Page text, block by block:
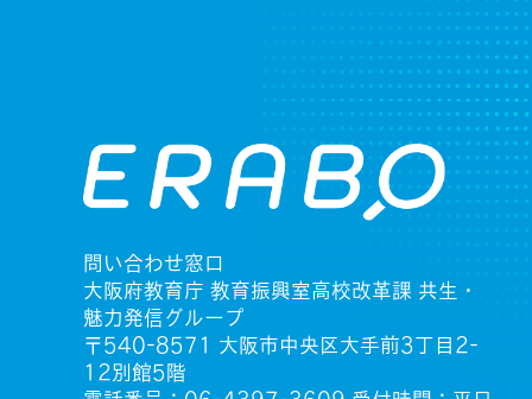
問い合わせ窓口
大阪府教育庁 教育振興室高校改革課 共生・
魅力発信グループ
〒540-8571 大阪市中央区大手前3丁目2-
12別館5階